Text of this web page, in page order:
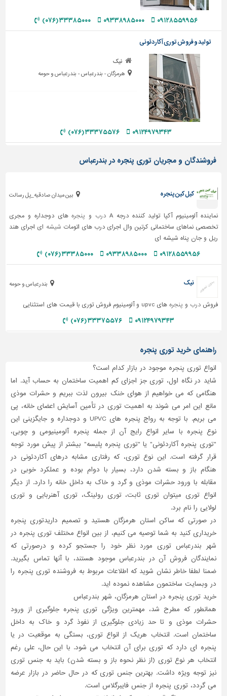
دیوارپوش،
و
سرویس
بهداشتی
ابزار،یراق
و
ماشین
آلات
برقی،روشنایی،ایمنی
سازی
و
ساز
تاسیسات
ساختمان
ترافیک
سازه
۰۹۱۲۸۵۵۹۹۵۶ ۰۹۳۳۸۹۸۵۰۰۰ ۳۳۳۸۵۰۰۰ (۰۷۶)
تولید و فروش توری آکاردئونی
نیک
هرمزگان - بندرعباس - بندرعباس و حومه
۰۹۱۲۴۹۷۹۳۴۳ ۳۳۳۷۵۵۷۶ (۰۷۶)
فروشندگان و مجریان توری پنجره در بندرعباس
بین میدان صادقیه_پل رسالت کیل کین پنجره
نماینده آلومینیوم آکپا تولید کننده درجه A درب و پنجرههای دوجداره و مجری
تخصصی نماهای ساختمانی کرتین وال اجرای درب های اتومات شیشه ای اجرای هند
ریل و جان پناه شیشه ای
۰۹۱۲۸۵۵۹۹۵۶ ۰۹۳۳۸۹۸۵۰۰۰ ۳۳۳۸۵۰۰۰ (۰۷۶)
بندرعباس و حومه نیک
فروشدرب و پنجره های upvc و آلومینیوم فروش توری با قیمت های استثنایی
۰۹۱۲۴۹۷۹۳۴۳ ۳۳۳۷۵۵۷۶ (۰۷۶)
راهنمای خرید توری پنجره
انواع توری پنجره موجود در بازار کدام است؟
شاید در نگاه اول، توری جز اجزای کم اهمیت ساختمان به حساب آید. اما
هنگامی که می خواهیم از هوای خنک بیرون لذت ببریم و حشرات موذی
مانع این امر می شوند به اهمیت توری در تأمین آسایش اعضای خانه، پی
می بریم. با توجه به رواج پنجره های UPVC و دوجداره و جایگزینی این
نوع پنجره با سایر انواع رایج آن از جمله پنجره آلومینیومی و چوبی،
"توری پنجره آکاردئونی" یا "توری پنجره پلیسه" بیشتر از پیش مورد توجه
قرار گرفته است. این نوع توری، که رفتاری مشابه درهای آکاردئونی در
هنگام باز و بسته شدن دارد، بسیار با دوام بوده و عملکرد خوبی در
مقابله با ورود حشرات موذی و گرد و خاک به داخل خانه را دارد. از دیگر
انواع توری میتوان توری ثابت، توری رولینگ، توری آهنربایی و توری
لولایی را نام برد.
در صورتی که ساکن استان هرمزگان هستید و تصمیم داریدتوری پنجره
خریداری کنید به شما توصیه می کنیم، از بین انواع مختلف توری پنجره در
شهر بندرعباس توری مورد نظر خود را جستجو کرده و درصورتی که
نمایندگان فروش آن در بندرعباس موجود هستند، با آنها تماس بگیرید.
ضمنا لطفا خاطر نشان شوید که اطلاعات مربوط به فروشنده توری پنجره را
در وبسایت ساختمون مشاهده نموده اید.
خرید توری پنجره در استان هرمزگان، شهر بندرعباس
همانطور که مطرح شد، مهمترین ویژگی توری پنجره جلوگیری از ورود
حشرات موذی و تا حد زیادی جلوگیری از نفوذ گرد و خاک به داخل
ساختمان است. انتخاب هریک از انواع توری، بستگی به موقعیت در یا
پنجره ای دارد که توری برای آن انتخاب می شود. با این حال، علی رغم
انتخاب هر نوع توری (از نظر نحوه باز و بسته شدن) باید به جنس توری
نیز توجه ویژه داشت. بهترین جنس توری که در حال حاضر در بازار عرضه
می گردد، توری پنجره از جنس فایبرگلاس است.